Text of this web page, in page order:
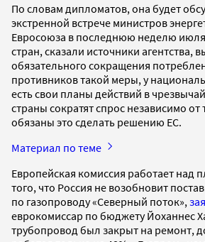
По словам дипломатов, она будет
экстренной встрече министров
Евросоюза в последнюю неделю
стран, сказали источники агентства,
обязательного сокращения
противников такой меры, у
есть свои планы действий в
страны сократят спрос независимо от
обязаны это сделать решению ЕС.
Материал по теме
Европейская комиссия работает над
того, что Россия не возобновит
по газопроводу «Северный поток»,
еврокомиссар по бюджету Йоханнес
трубопровод был закрыт на ремонт,